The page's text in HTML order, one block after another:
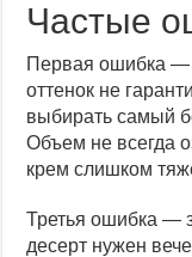
Частые
Первая ошибка —
оттенок не
выбирать самый
Объем не всегда
крем слишком
Третья ошибка —
десерт нужен